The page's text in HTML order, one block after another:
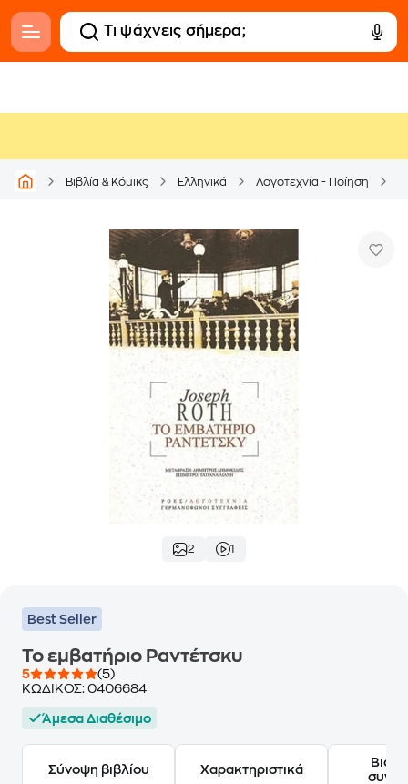
Βιβλία & Κόμικς Ελληνικά Λογοτεχνία - Ποίηση
2 1
Best Seller
Το εμβατήριο Ραντέτσκυ
5
(5)
ΚΩΔΙΚΟΣ: 0406684
Άμεσα Διαθέσιμο
Σύνοψη βιβλίου Χαρακτηριστικά